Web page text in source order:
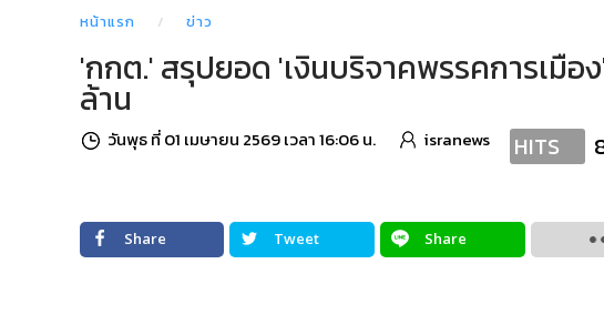
หน้าแรก ข่าว
'กกต.' สรุปยอด 'เงินบริจาคพรรคการเมือ
ล้าน
วันพุธ ที่ 01 เมษายน 2569 เวลา 16:06 น. isranews HITS
Share Tweet Share